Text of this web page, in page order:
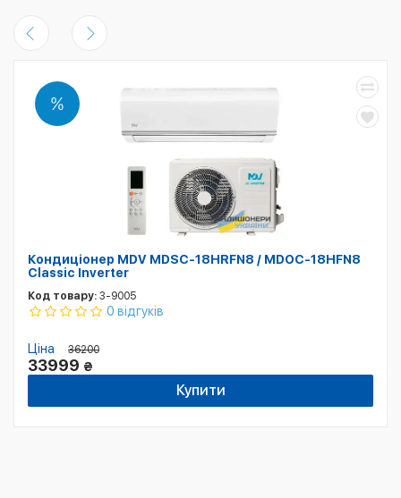
Кондиціонер MDV MDSC-18HRFN8 / MDOC-18HFN8
Classic Inverter
Код товару: 3-9005
0 відгуків
Ціна 36200
33999 ₴
Купити